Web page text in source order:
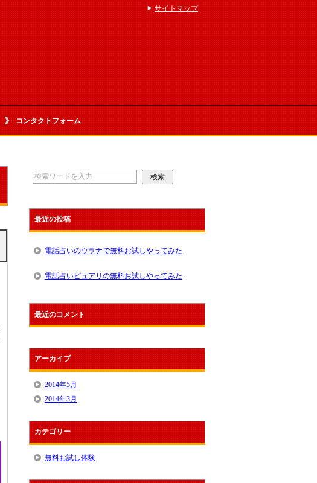
コンタクトフォーム
最近の投稿
電話占いのウラナで無料お試しやってみた
電話占いピュアリの無料お試しやってみた
最近のコメント
アーカイブ
2014年5月
2014年3月
カテゴリー
無料お試し体験
サイトマップ